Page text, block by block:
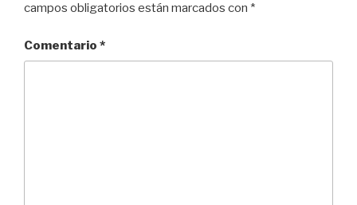
campos obligatorios están marcados con *
Comentario *